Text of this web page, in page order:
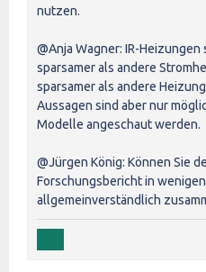
nutzen.
@Anja Wagner: IR-
sparsamer als andere
sparsamer als andere
Aussagen sind aber nur
Modelle angeschaut werden.
@Jürgen König: Können Sie
Forschungsbericht in
allgemeinverständlich